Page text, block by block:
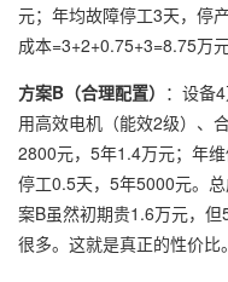
元；年均故障停工3天，停
成本=3+2+0.75+3=8.75万元
方案B（合理配置） ：设备
用高效电机（能效2级）、
2800元，5年1.4万元；年
停工0.5天，5年5000元。
案B虽然初期贵1.6万元，
很多。这就是真正的性价比。